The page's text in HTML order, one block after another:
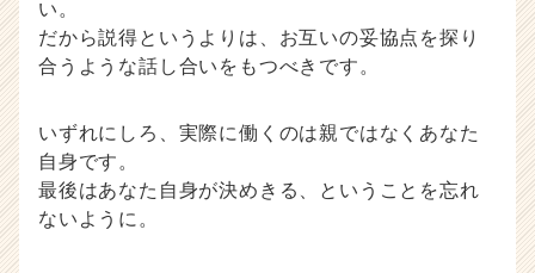
い。
だから説得というよりは、お互いの妥協点を探り
合うような話し合いをもつべきです。
いずれにしろ、実際に働くのは親ではなくあなた
自身です。
最後はあなた自身が決めきる、ということを忘れ
ないように。